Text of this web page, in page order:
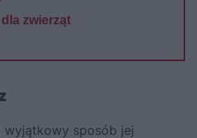
zwierząt
wyjątkowy sposób jej